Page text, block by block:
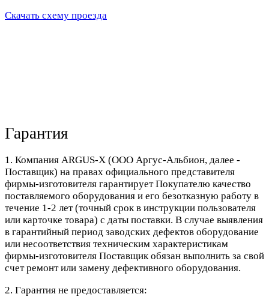
Скачать схему проезда
Гарантия
1. Компания ARGUS-X (ООО Аргус-Альбион, далее -
Поставщик) на правах официального представителя
фирмы-изготовителя гарантирует Покупателю качество
поставляемого оборудования и его безотказную работу в
течение 1-2 лет (точный срок в инструкции пользователя
или карточке товара) с даты поставки. В случае выявления
в гарантийный период заводских дефектов оборудование
или несоответствия техническим характеристикам
фирмы-изготовителя Поставщик обязан выполнить за свой
счет ремонт или замену дефективного оборудования.
2. Гарантия не предоставляется: